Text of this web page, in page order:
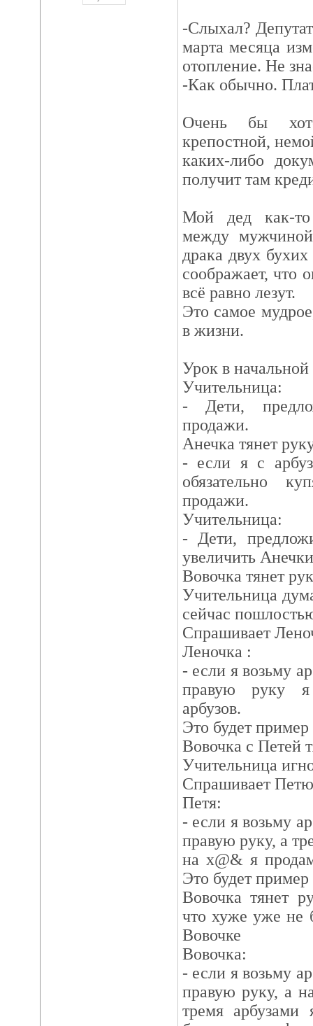
-Слыхал?
марта месяца
отопление. Не
-Как обычно.
Очень бы
крепостной,
каких-либо
получит там
Мой дед как-то
между
драка двух
соображает, что
всё равно лезут.
Это самое
в жизни.
Урок в
Учительница:
- Дети,
продажи.
Анечка тянет
- если я с
обязательно
продажи.
Учительница:
- Дети,
увеличить
Вовочка тянет
Учительница
сейчас
Спрашивает
Леночка :
- если я возьму
правую руку
арбузов.
Это будет
Вовочка с Петей
Учительница
Спрашивает
Петя:
- если я возьму
правую руку, а
на х@& я
Это будет
Вовочка тянет
что хуже уже не
Вовочке
Вовочка:
- если я возьму
правую руку, а
тремя